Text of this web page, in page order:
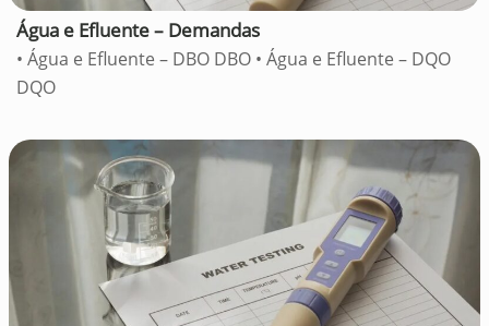
Água e Efluente – Demandas
• Água e Efluente – DBO DBO • Água e Efluente – DQO
DQO